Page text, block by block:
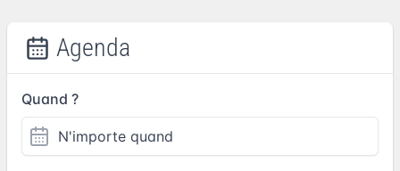
Agenda
Quand ?